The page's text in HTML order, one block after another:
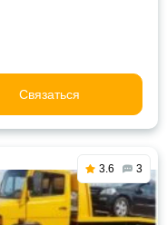
Связаться
3.6 3